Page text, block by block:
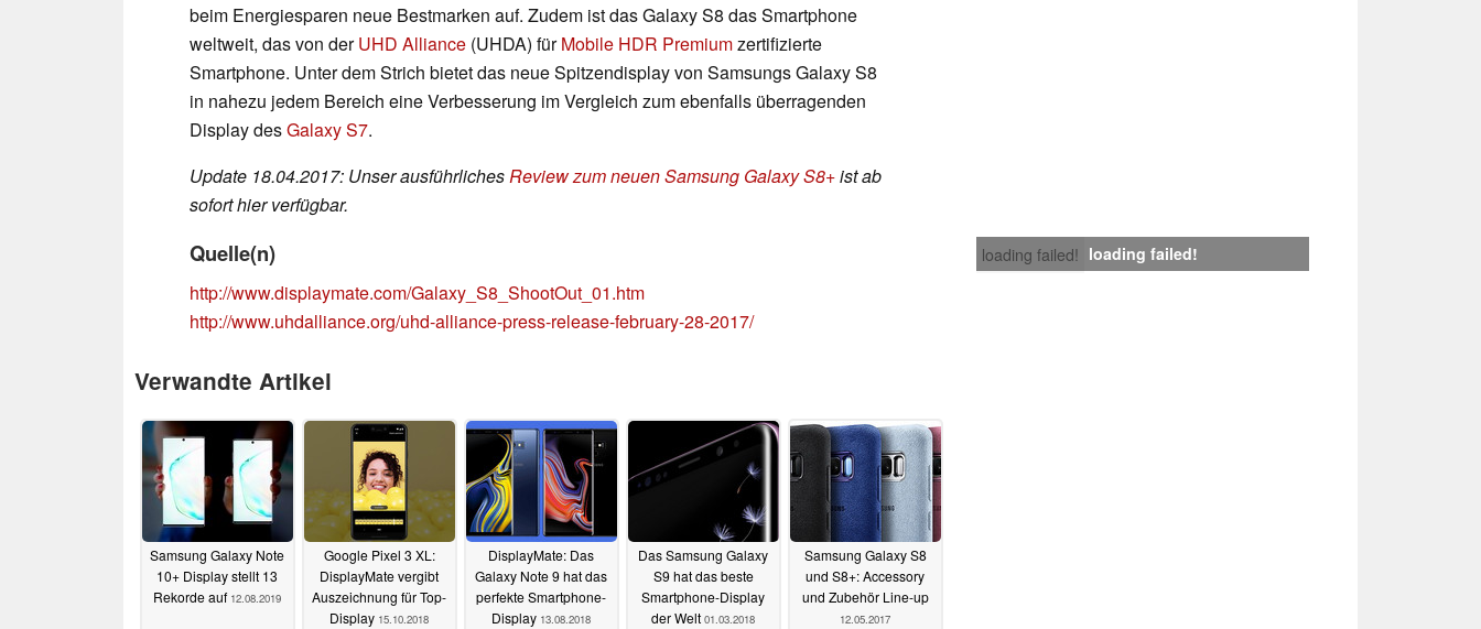
beim Energiesparen neue Bestmarken auf. Zudem ist das Galaxy S8 das Smartphone
weltweit, das von derUHD Alliance (UHDA) fürMobile HDR Premiumzertifizierte
Smartphone. Unter dem Strich bietet das neue Spitzendisplay von Samsungs Galaxy S8
in nahezu jedem Bereich eine Verbesserung im Vergleich zum ebenfalls überragenden
Display desGalaxy S7.
Update 18.04.2017: Unser ausführlichesReview zum neuen Samsung Galaxy S8+ist ab
sofort hier verfügbar.
loading failed! loading failed!
Quelle(n)
http://www.displaymate.com/Galaxy_S8_ShootOut_01.htm
http://www.uhdalliance.org/uhd-alliance-press-release-february-28-2017/
Verwandte Artikel
Samsung Galaxy Note
10+ Display stellt 13
Rekorde auf 12.08.2019
Google Pixel 3 XL:
DisplayMate vergibt
Auszeichnung für Top-
Display 15.10.2018
DisplayMate: Das
Galaxy Note 9 hat das
perfekte Smartphone-
Display 13.08.2018
Das Samsung Galaxy
S9 hat das beste
Smartphone-Display
der Welt 01.03.2018
Samsung Galaxy S8
und S8+: Accessory
und Zubehör Line-up
12.05.2017